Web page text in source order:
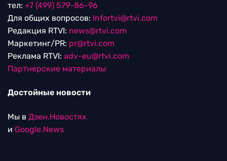
тел: +7 (499) 579-86-96
Для общих вопросов: Infortvi@rtvi.com
Редакция RTVI: news@rtvi.com
Маркетинг/PR: pr@rtvi.com
Реклама RTVI: adv-eu@rtvi.com
Партнерские материалы
Достойные новости
Мы в Дзен.Новостях
и Google.News